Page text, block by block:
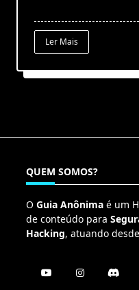
Ler Mais
QUEM SOMOS?
O Guia Anônima é um
de conteúdo para
Hacking, atuando desde